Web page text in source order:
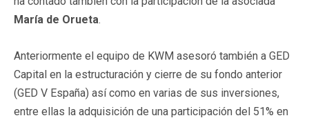
María de Orueta.
Anteriormente el equipo de KWM asesoró también a GED
Capital en la estructuración y cierre de su fondo anterior
(GED V España) así como en varias de sus inversiones,
entre ellas la adquisición de una participación del 51% en